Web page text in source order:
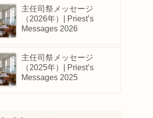
主任司祭メッセージ
（2026年）| Priest’s
Messages 2026
主任司祭メッセージ
（2025年）| Priest’s
Messages 2025